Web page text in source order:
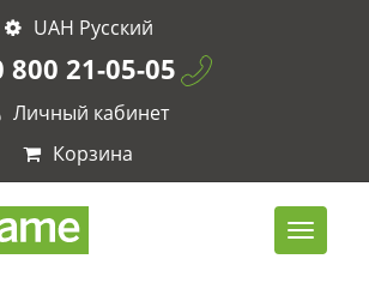
UAH Русский
800 21-05-05
Личный кабинет
Корзина